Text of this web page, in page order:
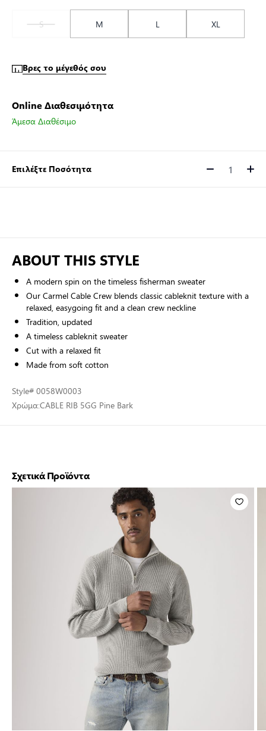
S M L XL
Βρες το μέγεθός σου
Online Διαθεσιμότητα
Άμεσα Διαθέσιμο
Επιλέξτε Ποσότητα Ποσότητα
ABOUT THIS STYLE
A modern spin on the timeless fisherman sweater
Our Carmel Cable Crew blends classic cableknit texture with a
relaxed, easygoing fit and a clean crew neckline
Tradition, updated
A timeless cableknit sweater
Cut with a relaxed fit
Made from soft cotton
Style# 0058W0003
Χρώμα:CABLE RIB 5GG Pine Bark
Σχετικά Προϊόντα